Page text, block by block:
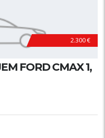
2.300 €
FORD CMAX 1,